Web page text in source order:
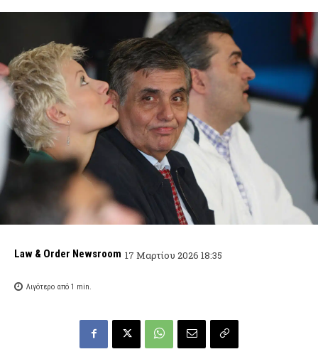
Law & Order Newsroom 17 Μαρτίου 2026 18:35
Λιγότερο από 1 min.